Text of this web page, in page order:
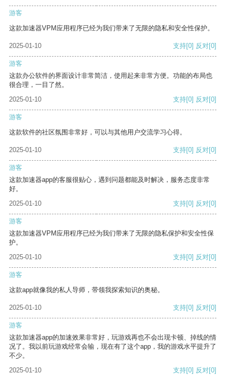
游客
这款加速器VPM应用程序已经为我们带来了无限的隐私和安全性保护。
2025-01-10 支持[0] 反对[0]
游客
这款办公软件的界面设计非常简洁，使用起来非常方便。功能的布局也
很合理，一目了然。
2025-01-10
支持[0] 反对[0]
游客
这款软件的社区氛围非常好，可以与其他用户交流学习心得。
2025-01-10 支持[0] 反对[0]
游客
这款加速器app的客服很贴心，遇到问题都能及时解决，服务态度非常
好。
2025-01-10
支持[0] 反对[0]
游客
这款加速器VPM应用程序已经为我们带来了无限的隐私保护和安全性保
护。
2025-01-10
支持[0] 反对[0]
游客
这款app就像我的私人导师，带领我探索知识的奥秘。
2025-01-10 支持[0] 反对[0]
游客
这款加速器app的加速效果非常好，玩游戏再也不会出现卡顿、掉线的情
况了。我以前玩游戏经常会输，现在有了这个app，我的游戏水平提升了
不少。
2025-01-10
支持[0] 反对[0]